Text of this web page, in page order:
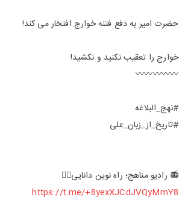
حضرت امیر به دفع فتنه خوارج افتخار می کند!
خوارج را تعقیب نکنید و نکشید!
〰️〰️〰️〰️〰️
#نهج_البلاغه
#تاریخ_از_زبان_علی
📻 رادیو مناهج؛ راه نوین دانایی👇🏻
https://t.me/+8yexXJCdJVQyMmY8